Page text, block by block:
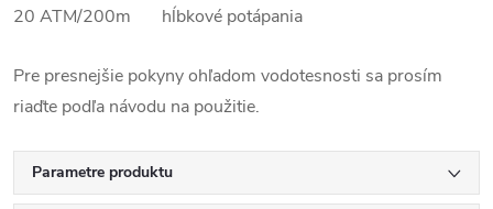
20 ATM/200m hĺbkové potápania
Pre presnejšie pokyny ohľadom vodotesnosti sa prosím
riaďte podľa návodu na použitie.
Parametre produktu